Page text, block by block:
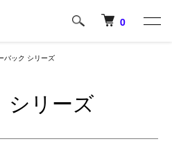
0
バック シリーズ
シリーズ